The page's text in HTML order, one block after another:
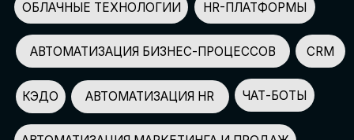
ПАРТНЕРОВ
100+
УЧАСТНИКОВ
2500+